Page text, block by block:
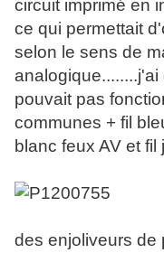
circuit imprimé en
ce qui permettait
selon le sens de
pouvait pas
communes + fil
blanc feux AV et
des enjoliveurs de